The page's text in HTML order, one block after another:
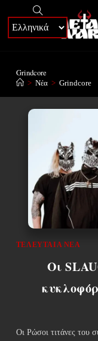
Grindcore
> Νέα > Grindcore
ΤΕΛΕΥΤΑΊΑ ΝΈΑ
Οι
Οι Ρώσοι τιτάνες του